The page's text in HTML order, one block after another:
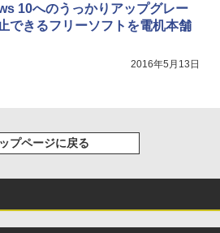
ンチカラーディスプレイ、64GBスト
ジ、ノート機能搭載、明るさ自動調
色調調節ライト、プレミアムペン付
グラファイト
10へのうっかりアップグレー
できるフリーソフトを電机本舗
2016年5月13日
プページに戻る